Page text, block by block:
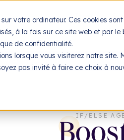
votre ordinateur. Ces cookies
à la fois sur ce site web et par
de confidentialité.
lorsque vous visiterez notre site.
pas invité à faire ce choix à
Jingle
À
& Marketing CRM &
IF/ELSE